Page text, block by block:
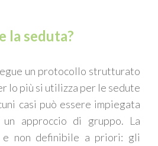
la seduta?
un protocollo strutturato
lo più si utilizza per le sedute
casi può essere impiegata
un approccio di gruppo. La
non definibile a priori: gli